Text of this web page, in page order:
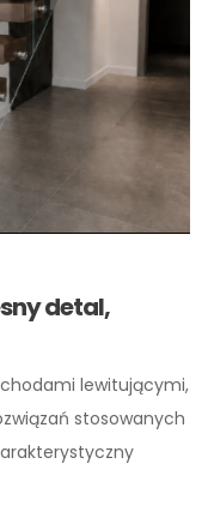
detal,
lewitującymi,
stosowanych